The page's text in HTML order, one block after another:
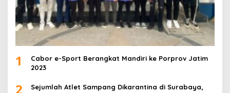
1
Cabor e-Sport Berangkat Mandiri ke Porprov Jatim
2023
2
Sejumlah Atlet Sampang Dikarantina di Surabaya,